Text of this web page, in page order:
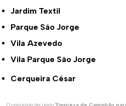
Jardim Textil
Parque São Jorge
Vila Azevedo
Vila Parque São Jorge
Cerqueira César
O conteúdo do texto "Empresa de Caminhão